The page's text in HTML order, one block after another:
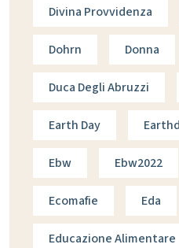
Divina Provvidenza
Dohrn Donna
Duca Degli Abruzzi
Earth Day
Ebw Ebw2022
Ecomafie Eda
Educazione Alimentare